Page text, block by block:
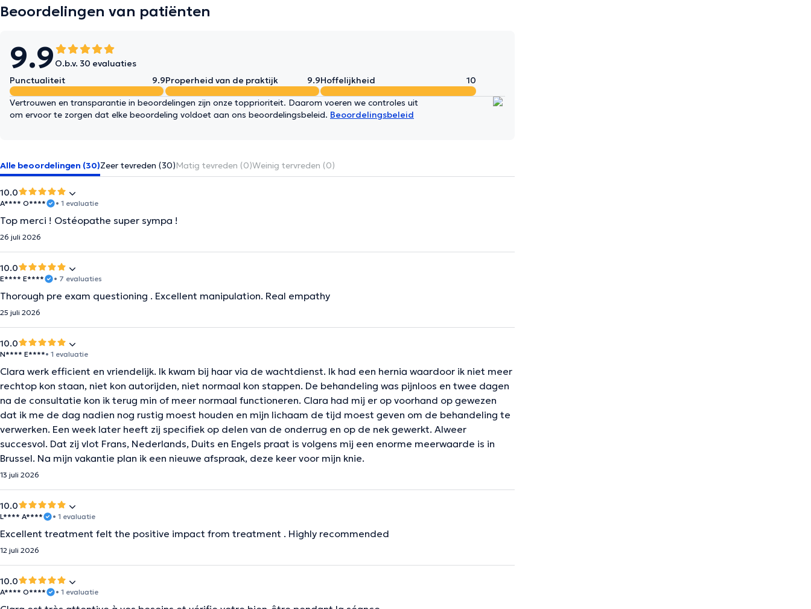
Beoordelingen van patiënten
9.9 O.b.v. 30 evaluaties
Punctualiteit
9.9Properheid van de praktijk 9.9Hoffelijkheid 10
Vertrouwen en transparantie in beoordelingen zijn onze topprioriteit. Daarom voeren we controles uit
om ervoor te zorgen dat elke beoordeling voldoet aan ons beoordelingsbeleid. Beoordelingsbeleid
Alle beoordelingen (30)Zeer tevreden (30)Matig tevreden (0)Weinig tervreden (0)
10.0
A**** O**** • 1 evaluatie
Top merci ! Ostéopathe super sympa !
26 juli 2026
10.0
E**** E**** • 7 evaluaties
Thorough pre exam questioning . Excellent manipulation. Real empathy
25 juli 2026
10.0
N**** E****• 1 evaluatie
Clara werk efficient en vriendelijk. Ik kwam bij haar via de wachtdienst. Ik had een hernia waardoor ik niet meer
rechtop kon staan, niet kon autorijden, niet normaal kon stappen. De behandeling was pijnloos en twee dagen
na de consultatie kon ik terug min of meer normaal functioneren. Clara had mij er op voorhand op gewezen
dat ik me de dag nadien nog rustig moest houden en mijn lichaam de tijd moest geven om de behandeling te
verwerken. Een week later heeft zij specifiek op delen van de onderrug en op de nek gewerkt. Alweer
succesvol. Dat zij vlot Frans, Nederlands, Duits en Engels praat is volgens mij een enorme meerwaarde is in
Brussel. Na mijn vakantie plan ik een nieuwe afspraak, deze keer voor mijn knie.
13 juli 2026
10.0
L**** A**** • 1 evaluatie
Excellent treatment felt the positive impact from treatment . Highly recommended
12 juli 2026
10.0
A**** O**** • 1 evaluatie